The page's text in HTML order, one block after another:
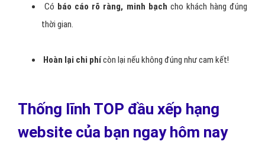
Có báo cáo rõ ràng, minh bạch cho khách hàng đúng
thời gian.
Hoàn lại chi phícòn lại nếu không đúng như cam kết!
Thống lĩnh TOP đầu xếp hạng
website của bạn ngay hôm nay